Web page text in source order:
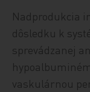
Nadprodukcia
dôsledku k
sprevádzanej
vaskulárnou